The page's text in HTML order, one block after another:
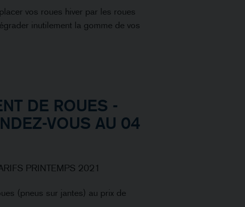
vos roues hiver par les roues
inutilement la gomme de vos
DE ROUES -
VOUS AU 04
PRINTEMPS 2021
(pneus sur jantes) au prix de